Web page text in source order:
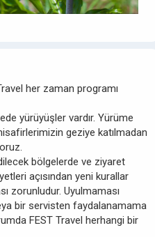
her zaman programı
yürüyüşler vardır. Yürüme
geziye katılmadan
bölgelerde ve ziyaret
açısından yeni kurallar
zorunludur. Uyulmaması
bir servisten faydalanamama
FEST Travel herhangi bir